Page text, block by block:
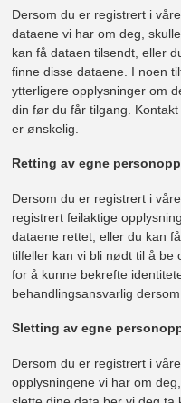
Dersom du er registrert i
dataene vi har om deg,
kan få dataen tilsendt, eller
finne disse dataene. I noen
ytterligere opplysninger om
din før du får tilgang.
er ønskelig.
Retting av egne
Dersom du er registrert i
registrert feilaktige
dataene rettet, eller du kan
tilfeller kan vi bli nødt til å be
for å kunne bekrefte
behandlingsansvarlig
Sletting av egne
Dersom du er registrert i
opplysningene vi har om